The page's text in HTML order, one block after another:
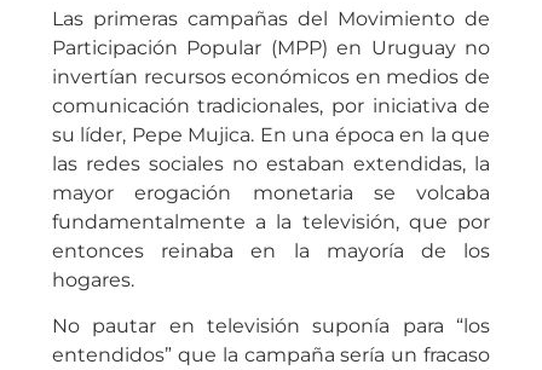
Las primeras campañas del Movimiento de
Participación Popular (MPP) en Uruguay no
invertían recursos económicos en medios de
comunicación tradicionales, por iniciativa de
su líder, Pepe Mujica. En una época en la que
las redes sociales no estaban extendidas, la
mayor erogación monetaria se volcaba
fundamentalmente a la televisión, que por
entonces reinaba en la mayoría de los
hogares.
No pautar en televisión suponía para “los
entendidos” que la campaña sería un fracaso